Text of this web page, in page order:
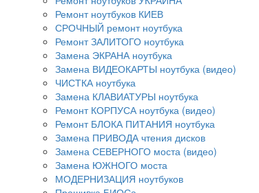
Ремонт ноутбуков КИЕВ
СРОЧНЫЙ ремонт ноутбука
Ремонт ЗАЛИТОГО ноутбука
Замена ЭКРАНА ноутбука
Замена ВИДЕОКАРТЫ ноутбука (видео)
ЧИСТКА ноутбука
Замена КЛАВИАТУРЫ ноутбука
Ремонт КОРПУСА ноутбука (видео)
Ремонт БЛОКА ПИТАНИЯ ноутбука
Замена ПРИВОДА чтения дисков
Замена СЕВЕРНОГО моста (видео)
Замена ЮЖНОГО моста
МОДЕРНИЗАЦИЯ ноутбуков